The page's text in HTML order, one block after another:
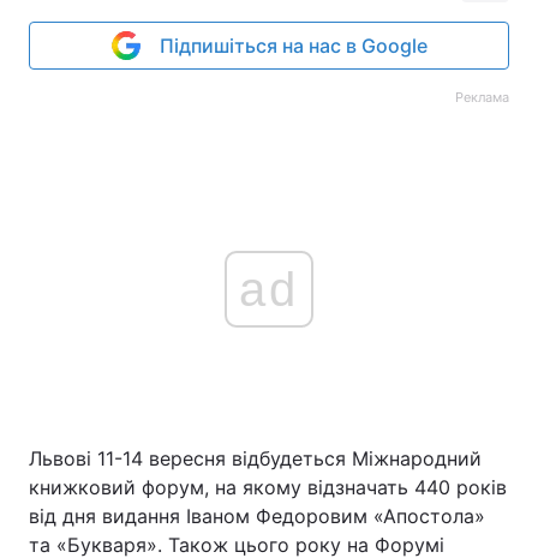
Підпишіться на нас в Google
Реклама
ad
Львові 11-14 вересня відбудеться Міжнародний
книжковий форум, на якому відзначать 440 років
від дня видання Іваном Федоровим «Апостола»
та «Букваря». Також цього року на Форумі